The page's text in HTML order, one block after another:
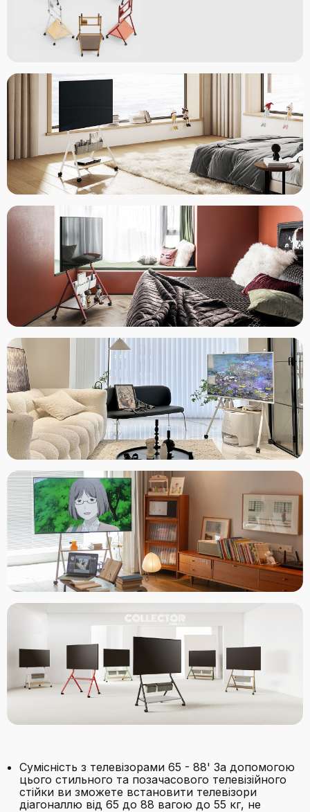
Сумісність з телевізорами 65 - 88' За допомогою
цього стильного та позачасового телевізійного
стійки ви зможете встановити телевізори
діагоналлю від 65 до 88 вагою до 55 кг, не